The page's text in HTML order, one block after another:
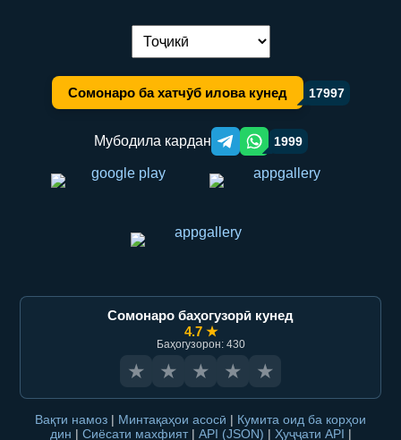
Иваз кардани забон:
Сомонаро ба хатчӯб илова кунед 17997
Мубодила кардан Telegram orqali ulashish
WhatsApp orqali ulashish
1999
Сомонаро баҳогузорӣ кунед
4.7 ★
Баҳогузорон: 430
★ ★ ★ ★ ★
Вақти намоз | Минтақаҳои асосӣ | Кумита оид ба корҳои
дин | Сиёсати махфият | API (JSON) | Ҳуҷҷати API |